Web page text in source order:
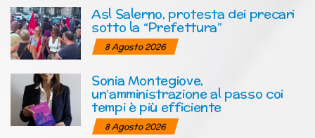
Asl Salerno, protesta dei precari
sotto la “Prefettura”
8 Agosto 2026
Sonia Montegiove,
un’amministrazione al passo coi
tempi è più efficiente
8 Agosto 2026